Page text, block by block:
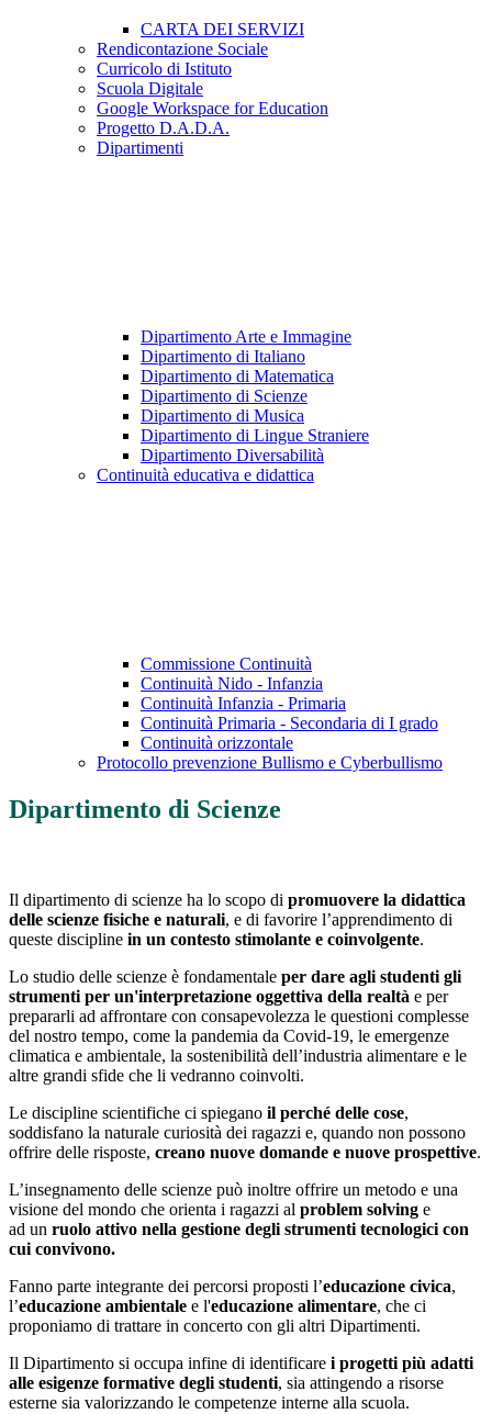
CARTA DEI SERVIZI
Rendicontazione Sociale
Curricolo di Istituto
Scuola Digitale
Google Workspace for Education
Progetto D.A.D.A.
Dipartimenti
Dipartimento Arte e Immagine
Dipartimento di Italiano
Dipartimento di Matematica
Dipartimento di Scienze
Dipartimento di Musica
Dipartimento di Lingue Straniere
Dipartimento Diversabilità
Continuità educativa e didattica
Commissione Continuità
Continuità Nido - Infanzia
Continuità Infanzia - Primaria
Continuità Primaria - Secondaria di I grado
Continuità orizzontale
Protocollo prevenzione Bullismo e Cyberbullismo
Dipartimento di Scienze
Il dipartimento di scienze ha lo scopo di promuovere la didattica
delle scienze fisiche e naturali, e di favorire l’apprendimento di
queste discipline in un contesto stimolante e coinvolgente.
Lo studio delle scienze è fondamentale per dare agli studenti gli
strumenti per un'interpretazione oggettiva della realtà e per
prepararli ad affrontare con consapevolezza le questioni complesse
del nostro tempo, come la pandemia da Covid-19, le emergenze
climatica e ambientale, la sostenibilità dell’industria alimentare e le
altre grandi sfide che li vedranno coinvolti.
Le discipline scientifiche ci spiegano il perché delle cose,
soddisfano la naturale curiosità dei ragazzi e, quando non possono
offrire delle risposte, creano nuove domande e nuove prospettive.
L’insegnamento delle scienze può inoltre offrire un metodo e una
visione del mondo che orienta i ragazzi al problem solving e
ad un ruolo attivo nella gestione degli strumenti tecnologici con
cui convivono.
Fanno parte integrante dei percorsi proposti l’educazione civica,
l’educazione ambientale e l'educazione alimentare, che ci
proponiamo di trattare in concerto con gli altri Dipartimenti.
Il Dipartimento si occupa infine di identificare i progetti più adatti
alle esigenze formative degli studenti, sia attingendo a risorse
esterne sia valorizzando le competenze interne alla scuola.